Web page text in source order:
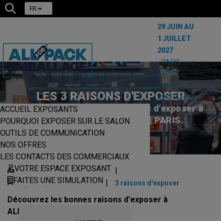
FR
29 JUIN AU
1 JUILLET
2027
- PARIS
EXPO
PORTE DE
VERSAILLES
ACCUEIL EXPOSANTS
POURQUOI EXPOSER SUR LE SALON
OUTILS DE COMMUNICATION
NOS OFFRES
LES CONTACTS DES COMMERCIAUX
VOTRE ESPACE EXPOSANT
FAITES UNE SIMULATION
LES 3 RAISONS D'EXPOSER
Découvrez les bonnes raisons d'exposer à
ALLFORPACK EMBALLAGE PARIS.
Accueil | Exposer sur le salon |
Pourquoi exposer sur le salon | 3 raisons d'exposer
Découvrez les bonnes raisons d'exposer à
ALLFORPACK EMBALLAGE PARIS.